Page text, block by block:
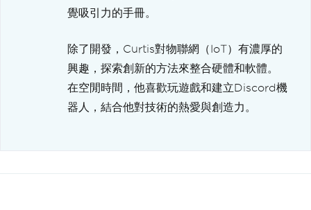
覺吸引力的手冊。
除了開發，Curtis對物聯網（IoT）有濃厚的
興趣，探索創新的方法來整合硬體和軟體。
在空閒時間，他喜歡玩遊戲和建立Discord機
器人，結合他對技術的熱愛與創造力。